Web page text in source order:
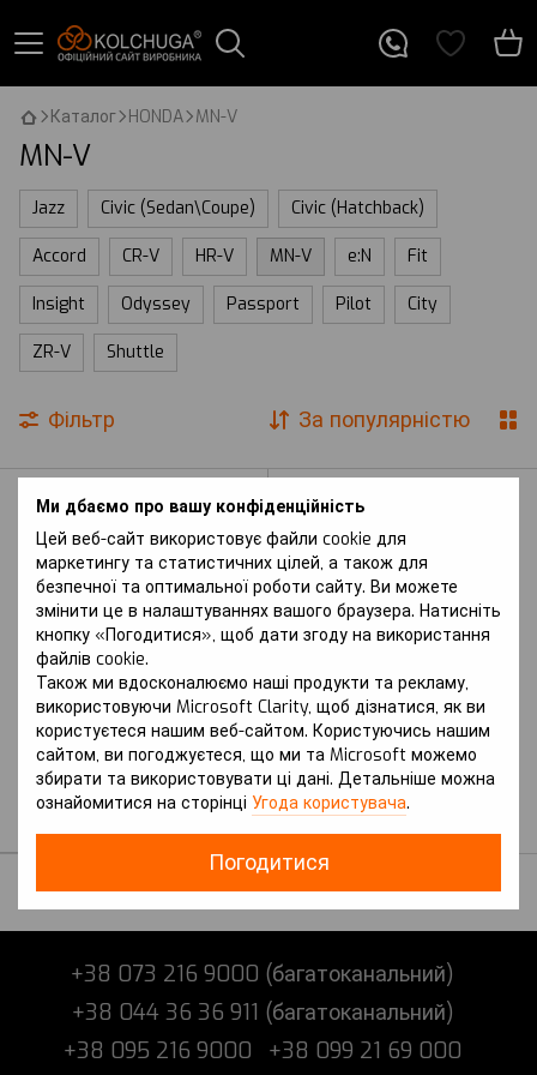
Ми дбаємо про вашу конфіденційність
Цей веб-сайт використовує файли cookie для
маркетингу та статистичних цілей, а також для
безпечної та оптимальної роботи сайту. Ви можете
змінити це в налаштуваннях вашого браузера. Натисніть
кнопку «Погодитися», щоб дати згоду на використання
файлів cookie.
Також ми вдосконалюємо наші продукти та рекламу,
використовуючи Microsoft Clarity, щоб дізнатися, як ви
користуєтеся нашим веб-сайтом. Користуючись нашим
сайтом, ви погоджуєтеся, що ми та Microsoft можемо
збирати та використовувати ці дані. Детальніше можна
ознайомитися на сторінці Угода користувача.
Погодитися
Каталог HONDA MN-V
MN-V
Jazz Civic (Sedan\Coupe) Civic (Hatchback)
Accord CR-V HR-V MN-V e:N Fit
Insight Odyssey Passport Pilot City
ZR-V Shuttle
Фільтр За популярністю
Артикул: MN-V (2020 р.-) II
покоління (RU)
HONDA
Захист на Honda MN-V
(2020 р.-) II покоління
(RU)
+38 073 216 9000 (багатоканальний)
+38 044 36 36 911 (багатоканальний)
+38 095 216 9000
+38 099 21 69 000